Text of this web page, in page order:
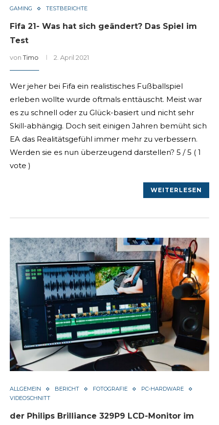
GAMING TESTBERICHTE
Fifa 21- Was hat sich geändert? Das Spiel im
Test
vonTimo 2. April 2021
Wer jeher bei Fifa ein realistisches Fußballspiel
erleben wollte wurde oftmals enttäuscht. Meist war
es zu schnell oder zu Glück-basiert und nicht sehr
Skill-abhängig. Doch seit einigen Jahren bemüht sich
EA das Realitätsgefühl immer mehr zu verbessern.
Werden sie es nun überzeugend darstellen? 5 / 5 ( 1
vote )
WEITERLESEN
ALLGEMEIN BERICHT FOTOGRAFIE
PC-HARDWARE
VIDEOSCHNITT
der Philips Brilliance 329P9 LCD-Monitor im